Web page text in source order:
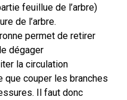
feuillue de l’arbre)
de l’arbre.
permet de retirer
dégager
la circulation
que couper les branches
Il faut donc